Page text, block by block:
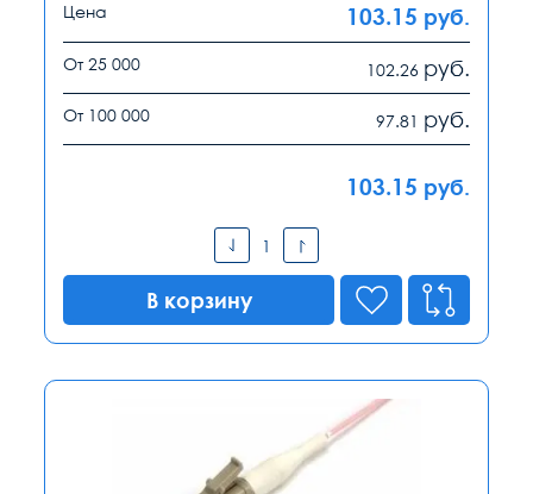
Цена 103.15 руб.
От 25 000 102.26 руб.
От 100 000 97.81 руб.
103.15 руб.
В корзину